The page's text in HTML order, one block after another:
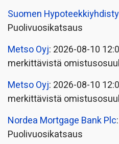
Suomen
Puolivuosikatsaus
Metso Oyj: 2026-08-10
merkittävistä
Metso Oyj: 2026-08-10
merkittävistä
Nordea Mortgage Bank Plc
Puolivuosikatsaus